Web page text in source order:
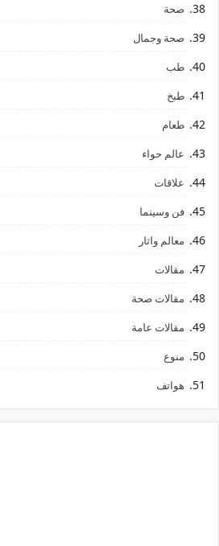
صحة
صحة وجمال
طب
طبخ
طعام
عالم حواء
علاقات
فن وسينما
معالم واثار
مقالات
مقالات صحة
مقالات عامة
منوع
هواتف